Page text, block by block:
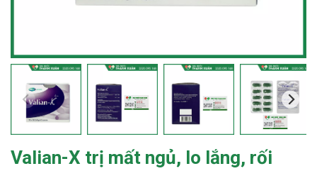
Valian-X trị mất ngủ, lo lắng, rối